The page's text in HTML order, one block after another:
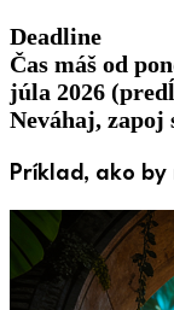
Deadline
Čas máš od
júla 2026
Neváhaj, zapoj
Príklad, ako